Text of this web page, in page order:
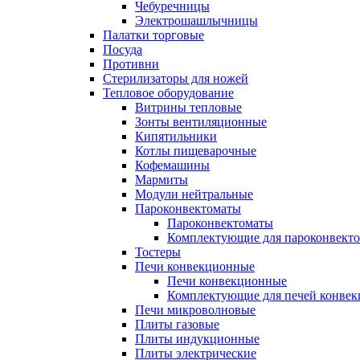
Чебуречницы
Электрошашлычницы
Палатки торговые
Посуда
Противни
Стерилизаторы для ножей
Тепловое оборудование
Витрины тепловые
Зонты вентиляционные
Кипятильники
Котлы пищеварочные
Кофемашины
Мармиты
Модули нейтральные
Пароконвектоматы
Пароконвектоматы
Комплектующие для
Тостеры
Печи конвекционные
Печи конвекционные
Комплектующие для печей
Печи микроволновые
Плиты газовые
Плиты индукционные
Плиты электрические